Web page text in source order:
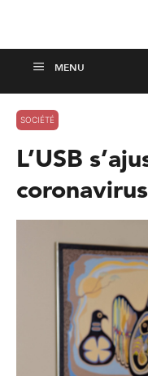
SOCIÉTÉ
L’USB
coronavirus